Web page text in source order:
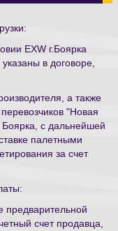
EXW г.Боярка
в договоре,
а также
"Новая
с дальнейшей
палетными
за счет
предварительной
счет продавца,